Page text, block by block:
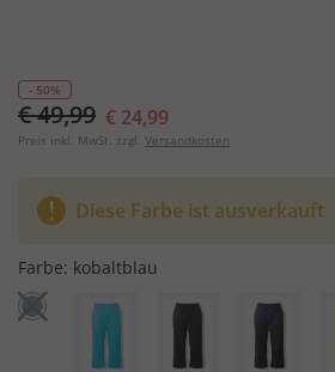
- 50%
€ 49,99 € 24,99
Preis inkl. MwSt. zzgl. Versandkosten
Diese Farbe ist ausverkauft
Farbe: kobaltblau